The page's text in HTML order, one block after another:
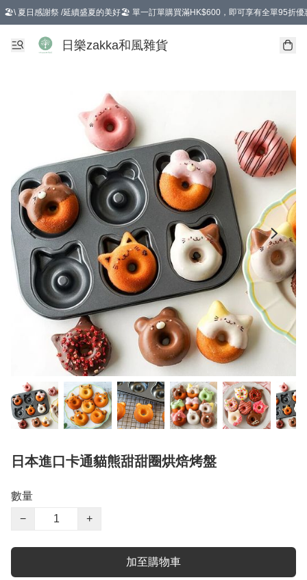
🏖️\ 夏日感謝祭 /延續盛夏的美好🏖️ 單一訂單購買滿HK$600，即可享有全單95折優
選擇GoGoX住宅/工商地址配送，單一訂單消費購物滿HK$680(折扣後），可享有
日樂zakka和風雜貨
日本進口卡通貓熊甜甜圈烘焙烤盤
數量
−
+
加至購物車